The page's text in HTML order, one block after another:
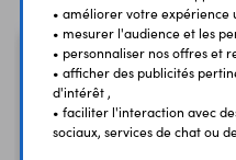
NEW
• améliorer votre expérience
• mesurer l'audience et les
• personnaliser nos offres et
• afficher des publicités
d'intérêt ,
• faciliter l'interaction avec
sociaux, services de chat ou